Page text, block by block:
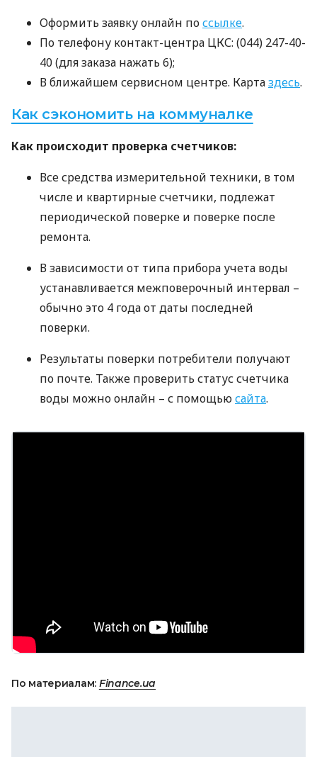
Оформить заявку онлайн поссылке.
По телефону контакт-центра ЦКС: (044) 247-40-
40 (для заказа нажать 6);
В ближайшем сервисном центре. Картаздесь.
Как сэкономить на коммуналке
Как происходит проверка счетчиков:
Все средства измерительной техники, в том
числе и квартирные счетчики, подлежат
периодической поверке и поверке после
ремонта.
В зависимости от типа прибора учета воды
устанавливается межповерочный интервал –
обычно это 4 года от даты последней
поверки.
Результаты поверки потребители получают
по почте. Также проверить статус счетчика
воды можно онлайн – с помощьюсайта.
По материалам: Finance.ua